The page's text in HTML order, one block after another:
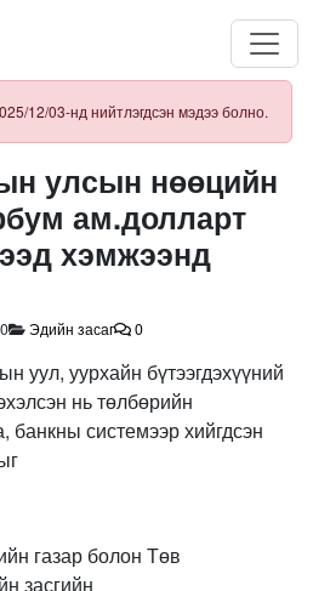
12/03-нд нийтлэгдсэн мэдээ болно.
улсын нөөцийн
ам.долларт
хэмжээнд
Эдийн засаг 0
уул, уурхайн бүтээгдэхүүний
нь төлбөрийн
банкны системээр хийгдсэн
газар болон Төв
засгийн